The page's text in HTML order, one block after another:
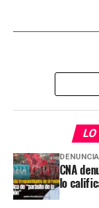
CNA
lo